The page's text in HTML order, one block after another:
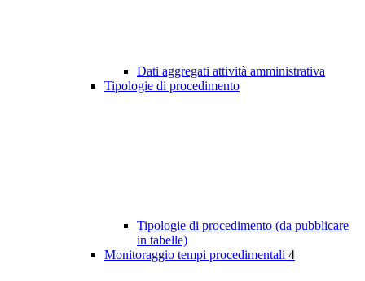
Dati aggregati attività amministrativa
Tipologie di procedimento
Tipologie di procedimento (da pubblicare
in tabelle)
Monitoraggio tempi procedimentali 4